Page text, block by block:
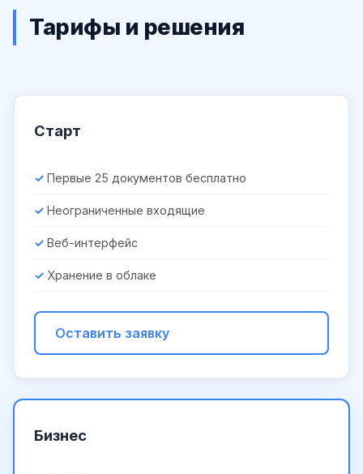
Тарифы и решения
Старт
Первые 25 документов бесплатно
Неограниченные входящие
Веб-интерфейс
Хранение в облаке
Оставить заявку
Бизнес